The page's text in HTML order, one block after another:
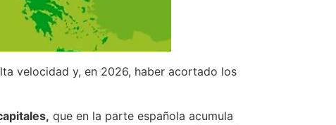
velocidad y, en 2026, haber acortado los
que en la parte española acumula